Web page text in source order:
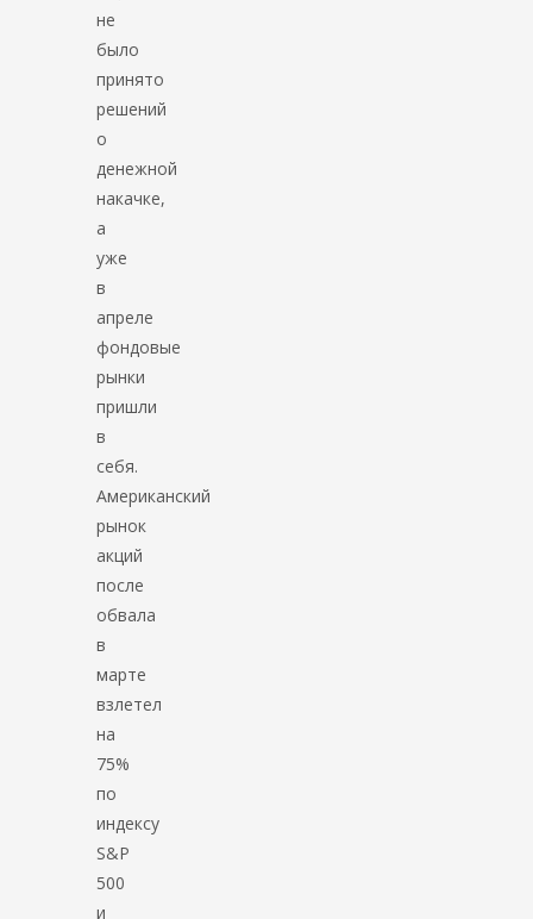
не
было
принято
решений
о
денежной
накачке,
а
уже
в
апреле
фондовые
рынки
пришли
в
себя.
Американский
рынок
акций
после
обвала
в
марте
взлетел
на
75%
по
индексу
S&P
500
и